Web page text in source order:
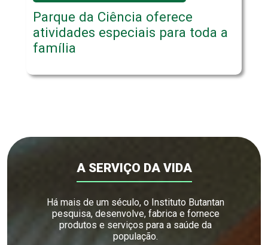
Parque da Ciência oferece
atividades especiais para toda a
família
A SERVIÇO DA VIDA
Há mais de um século, o Instituto Butantan
pesquisa, desenvolve, fabrica e fornece
produtos e serviços para a saúde da
população.